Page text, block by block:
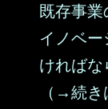
既存事業
イノベ
ければ
（→続き